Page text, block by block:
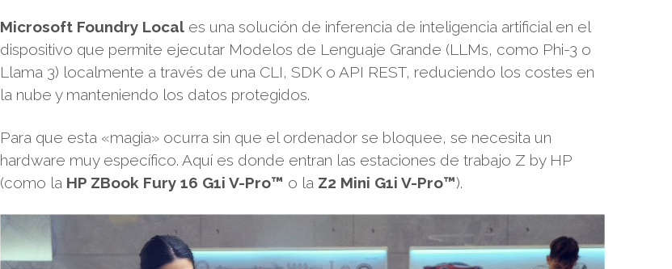
Microsoft Foundry Local es una solución de inferencia de inteligencia artificial en el
dispositivo que permite ejecutar Modelos de Lenguaje Grande (LLMs, como Phi-3 o
Llama 3) localmente a través de una CLI, SDK o API REST, reduciendo los costes en
la nube y manteniendo los datos protegidos.
Para que esta «magia» ocurra sin que el ordenador se bloquee, se necesita un
hardware muy específico. Aquí es donde entran las estaciones de trabajo Z by HP
(como la HP ZBook Fury 16 G1i V-Pro™ o la Z2 Mini G1i V-Pro™).